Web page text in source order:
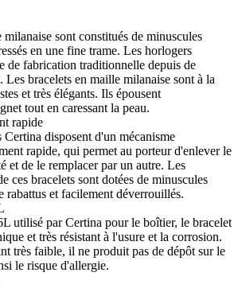
sont constitués de minuscules
en une fine trame. Les horlogers
de fabrication traditionnelle depuis de
Les bracelets en maille milanaise sont à la
et très élégants. Ils épousent
tout en caressant la peau.
rapide
disposent d'un mécanisme
rapide, qui permet au porteur d'enlever le
et de le remplacer par un autre. Les
ces bracelets sont dotées de minuscules
rabattus et facilement déverrouillés.
utilisé par Certina pour le boîtier, le bracelet
et très résistant à l'usure et la corrosion.
très faible, il ne produit pas de dépôt sur le
le risque d'allergie.